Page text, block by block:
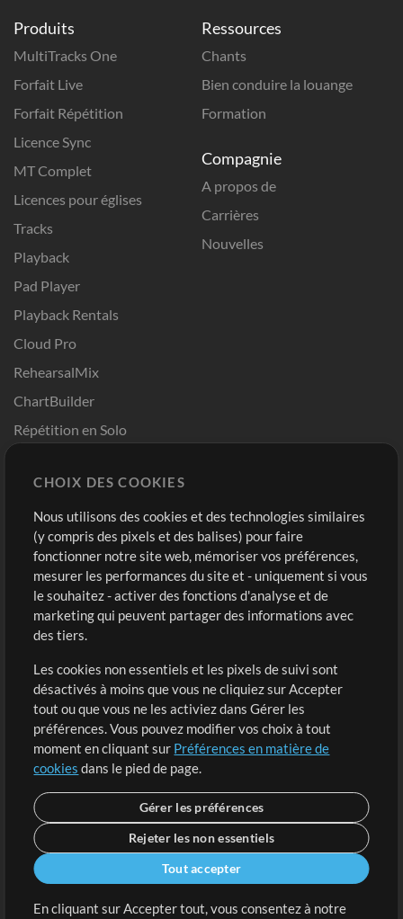
Produits
MultiTracks One
Forfait Live
Forfait Répétition
Licence Sync
MT Complet
Licences pour églises
Tracks
Playback
Pad Player
Playback Rentals
Cloud Pro
RehearsalMix
ChartBuilder
Répétition en Solo
Modèles ProPresenter
Sons
Ressources
Chants
Bien conduire la louange
Formation
Compagnie
A propos de
Carrières
Nouvelles
Boutique
Acheter des crédits
Contenu gratuit
Demander les pistes
Extras
Sessions
Soumettre votre contenu
Listes de lecture
Conférence MT
Compte
Connexion
S'inscrire
CHOIX DES COOKIES
Nous utilisons des cookies et des technologies similaires
(y compris des pixels et des balises) pour faire
fonctionner notre site web, mémoriser vos préférences,
mesurer les performances du site et - uniquement si vous
le souhaitez - activer des fonctions d'analyse et de
marketing qui peuvent partager des informations avec
des tiers.
Les cookies non essentiels et les pixels de suivi sont
désactivés à moins que vous ne cliquiez sur Accepter
tout ou que vous ne les activiez dans Gérer les
préférences. Vous pouvez modifier vos choix à tout
moment en cliquant sur Préférences en matière de
cookies dans le pied de page.
Gérer les préférences
Rejeter les non essentiels
Tout accepter
En cliquant sur Accepter tout, vous consentez à notre